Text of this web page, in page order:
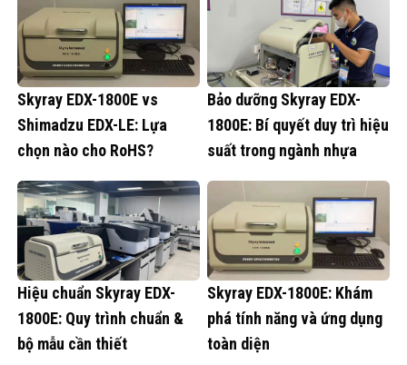
Skyray EDX-1800E vs
Shimadzu EDX-LE: Lựa
chọn nào cho RoHS?
Bảo dưỡng Skyray EDX-
1800E: Bí quyết duy trì hiệu
suất trong ngành nhựa
Hiệu chuẩn Skyray EDX-
1800E: Quy trình chuẩn &
bộ mẫu cần thiết
Skyray EDX-1800E: Khám
phá tính năng và ứng dụng
toàn diện